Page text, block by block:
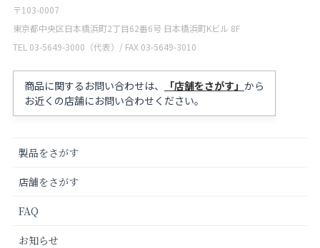
〒103-0007
東京都中央区日本橋浜町2丁目62番6号 日本橋浜町Kビル 8F
TEL 03-5649-3000（代表）/ FAX 03-5649-3010
商品に関するお問い合わせは、 「店舗をさがす」 から
お近くの店舗にお問い合わせください。
製品をさがす
店舗をさがす
FAQ
お知らせ